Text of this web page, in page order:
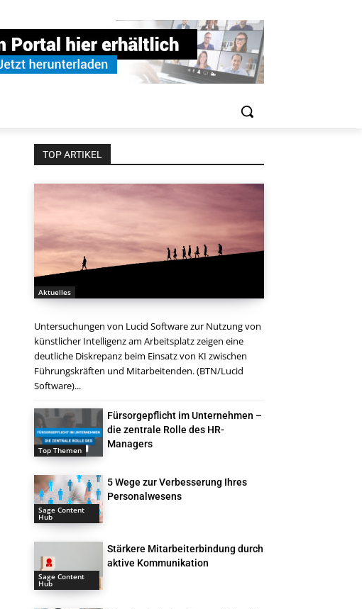
TOP ARTIKEL
Aktuelles
Untersuchungen von Lucid Software zur Nutzung von
künstlicher Intelligenz am Arbeitsplatz zeigen eine
deutliche Diskrepanz beim Einsatz von KI zwischen
Führungskräften und Mitarbeitenden. (BTN/Lucid
Software)...
Top Themen
Fürsorgepflicht im Unternehmen –
die zentrale Rolle des HR-
Managers
Sage Content
Hub
5 Wege zur Verbesserung Ihres
Personalwesens
Sage Content
Hub
Stärkere Mitarbeiterbindung durch
aktive Kommunikation